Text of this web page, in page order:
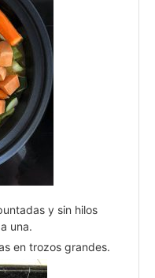
y sin hilos
una.
en trozos grandes.